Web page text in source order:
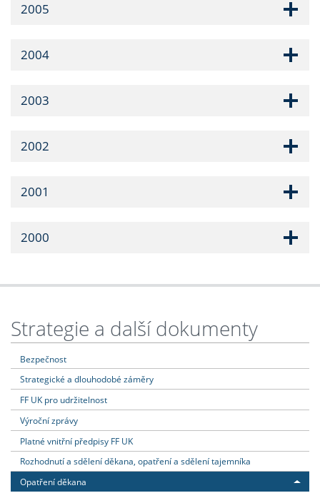
2005
2004
2003
2002
2001
2000
Strategie a další dokumenty
Bezpečnost
Strategické a dlouhodobé záměry
FF UK pro udržitelnost
Výroční zprávy
Platné vnitřní předpisy FF UK
Rozhodnutí a sdělení děkana, opatření a sdělení tajemníka
Opatření děkana